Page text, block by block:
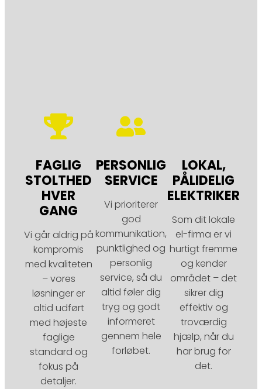
FAGLIG
STOLTHED
HVER
GANG
Vi går aldrig på
kompromis
med kvaliteten
– vores
løsninger er
altid udført
med højeste
faglige
standard og
fokus på
detaljer.
PERSONLIG
SERVICE
Vi prioriterer
god
kommunikation,
punktlighed og
personlig
service, så du
altid føler dig
tryg og godt
informeret
gennem hele
forløbet.
LOKAL,
PÅLIDELIG
ELEKTRIKER
Som dit lokale
el-firma er vi
hurtigt fremme
og kender
området – det
sikrer dig
effektiv og
troværdig
hjælp, når du
har brug for
det.